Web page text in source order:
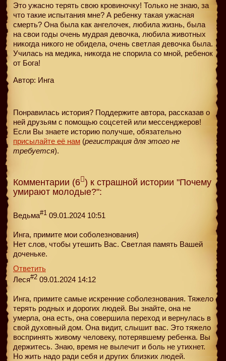
Это ужасно терять свою кровиночку! Только не знаю, за
что такие испытания мне? А ребенку такая ужасная
смерть? Она была как ангелочек, любила жизнь, была
на свои годы очень мудрая девочка, любила животных
никогда никого не обидела, очень светлая девочка была.
Училась на медика, никогда не спорила со мной, ребенок
от Бога!
Автор: Инга
Понравилась история? Поддержите автора, рассказав о
ней друзьям с помощью соцсетей или мессенджеров!
Если Вы знаете историю получше, обязательно
присылайте её нам (регистрация для этого не
требуется).
Комментарии (6 ) к страшной истории "Почему
умирают молодые?":
Ведьма#1 09.01.2024 10:51
Инга, примите мои соболезнования)
Нет слов, чтобы утешить Вас. Светлая память Вашей
доченьке.
Ответить
Леся#2 09.01.2024 14:12
Инга, примите самые искренние соболезнования. Тяжело
терять родных и дорогих людей. Вы знайте, она не
умерла, она есть, она совершила переход и вернулась в
свой духовный дом. Она видит, слышит вас. Это тяжело
воспринять живому человеку, потерявшему ребенка. Вы
держитесь. Знаю, время не вылечит и боль не утихнет.
Но жить надо ради себя и других близких людей.